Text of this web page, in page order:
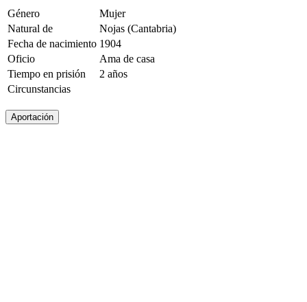
Género
Mujer
Natural de
Nojas (Cantabria)
Fecha de nacimiento 1904
Oficio
Ama de casa
Tiempo en prisión
2 años
Circunstancias